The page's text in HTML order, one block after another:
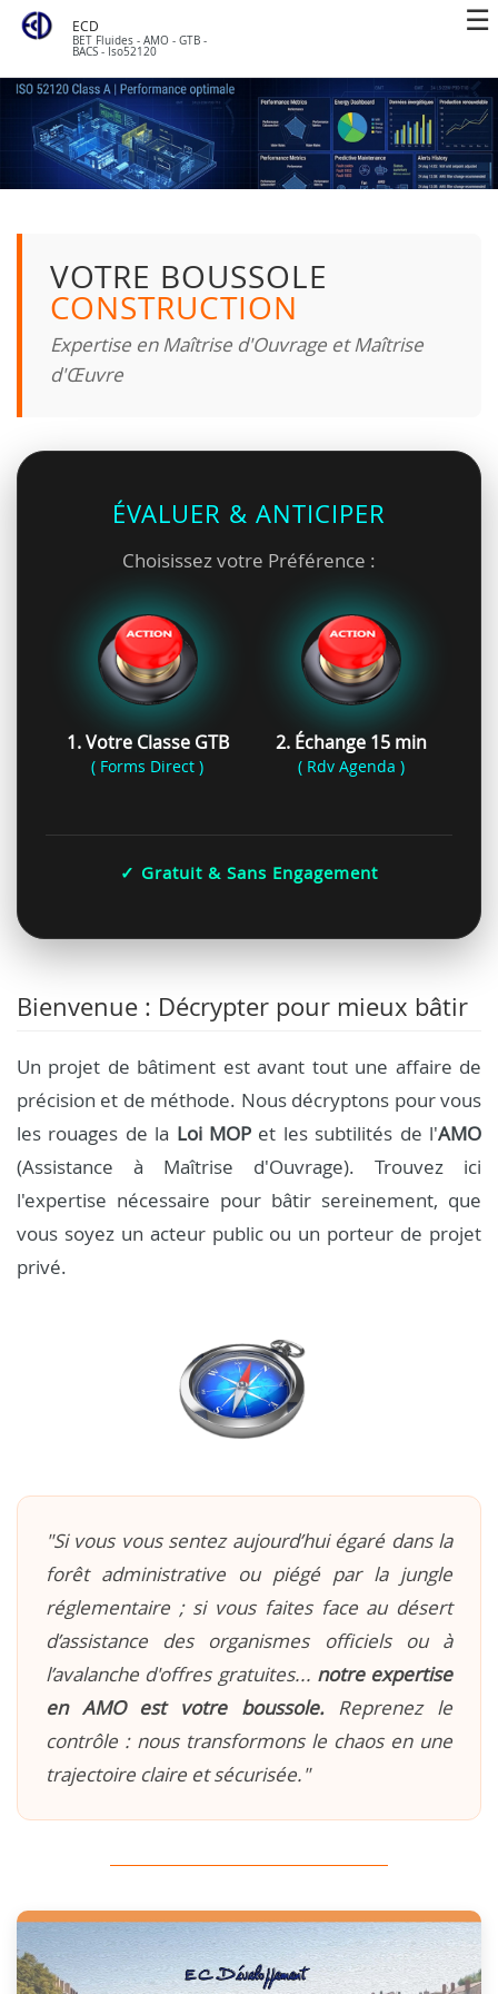
ECD
BET Fluides - AMO - GTB -
BACS - Iso52120
VOTRE BOUSSOLE
CONSTRUCTION
Expertise en Maîtrise d'Ouvrage et Maîtrise
d'Œuvre
ÉVALUER & ANTICIPER
Choisissez votre Préférence :
1. Votre Classe GTB
( Forms Direct )
2. Échange 15 min
( Rdv Agenda )
✓ Gratuit & Sans Engagement
Bienvenue : Décrypter pour mieux bâtir
Un projet de bâtiment est avant tout une affaire de
précision et de méthode. Nous décryptons pour vous
les rouages de la Loi MOP et les subtilités de l'AMO
(Assistance à Maîtrise d'Ouvrage). Trouvez ici
l'expertise nécessaire pour bâtir sereinement, que
vous soyez un acteur public ou un porteur de projet
privé.
"Si vous vous sentez aujourd’hui égaré dans la
forêt administrative ou piégé par la jungle
réglementaire ; si vous faites face au désert
d’assistance des organismes officiels ou à
l’avalanche d'offres gratuites... notre expertise
en AMO est votre boussole.Reprenez le
contrôle : nous transformons le chaos en une
trajectoire claire et sécurisée."